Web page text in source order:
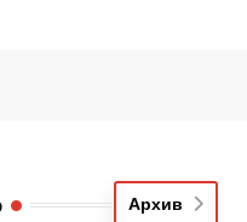
Архив